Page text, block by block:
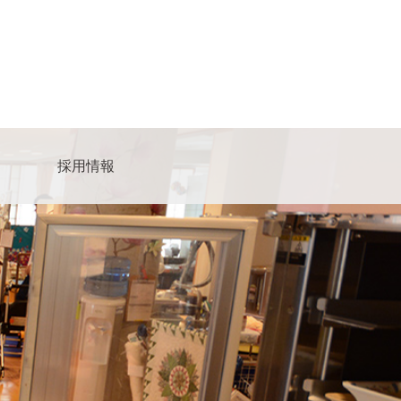
スセンター
ション
ー
サイトマップ
採用情報
募集
ワーカーの求人